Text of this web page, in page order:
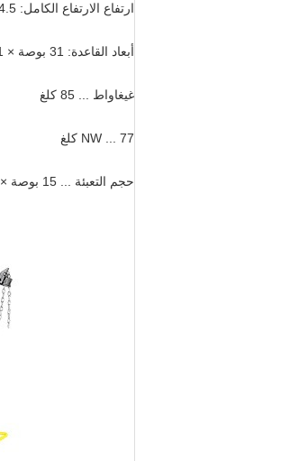
ارتفاع الارتفاع الكامل: 74.5 بوصة (1898 ملم)
أبعاد القاعدة: 31 بوصة × 31 بوصة (787 × 787 ملم)
غيغاواط ... 85 كلغ
NW ... 77 كلغ
حجم التعبئة ... 15 بوصة × 22.4 بوصة × 34.6 بوصة (38 × 56 × 88 سم)